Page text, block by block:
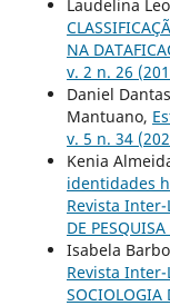
Laudelina
NA
v. 2 n. 26
Daniel
Mantuano,
v. 5 n. 34
Kenia
identidades
Revista Inter-
DE
Isabela
Revista Inter-
SOCIOLOGIA